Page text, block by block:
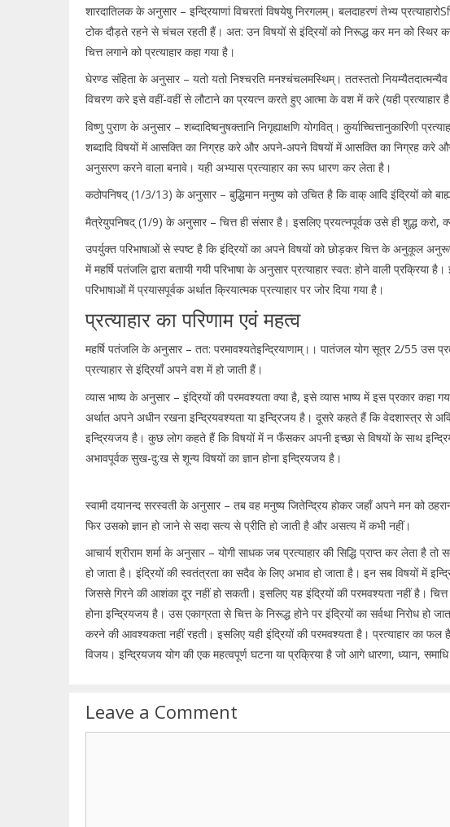
शारदातिलक के अनुसार – इन्द्रियाणां विचरतां विषयेषु निरगलम्। बलदाहरणं तेभ्य
टोक दौड़ते रहने से चंचल रहती हैं। अत: उन विषयों से इंद्रियों को निरूद्ध कर मन को स्थिर
चित्त लगाने को प्रत्याहार कहा गया है।
घेरण्ड संहिता के अनुसार – यतो यतो निश्चरति मनश्चंचलमस्थिम्। ततस्ततो
विचरण करे इसे वहीं-वहीं से लौटाने का प्रयत्न करते हुए आत्मा के वश में करे (यही प्रत्याहार
विष्णु पुराण के अनुसार – शब्दादिष्वनुषक्तानि निगृह्याक्षणि योगवित्। कुर्याच्चित्तानुकारिणी
शब्दादि विषयों में आसक्ति का निग्रह करे और अपने-अपने विषयों में आसक्ति का निग्रह करे
अनुसरण करने वाला बनावे। यही अभ्यास प्रत्याहार का रूप धारण कर लेता है।
कठोपनिषद् (1/3/13) के अनुसार – बुद्धिमान मनुष्य को उचित है कि वाक् आदि इंद्रियों को
मैत्रेयुपनिषद् (1/9) के अनुसार – चित्त ही संसार है। इसलिए प्रयत्नपूर्वक उसे ही शुद्ध करो,
उपर्युक्त परिभाषाओं से स्पष्ट है कि इंद्रियों का अपने विषयों को छोड़कर चित्त के अनुकूल
में महर्षि पतंजलि द्वारा बतायी गयी परिभाषा के अनुसार प्रत्याहार स्वत: होने वाली
परिभाषाओं में प्रयासपूर्वक अर्थात क्रियात्मक प्रत्याहार पर जोर दिया गया है।
प्रत्याहार का परिणाम एवं महत्व
महर्षि पतंजलि के अनुसार – तत: परमावश्यतेइन्द्रियाणाम्।। पातंजल योग सूत्र 2/55 उस
प्रत्याहार से इंद्रियाँ अपने वश में हो जाती हैं।
व्यास भाष्य के अनुसार – इंद्रियों की परमवश्यता क्या है, इसे व्यास भाष्य में इस प्रकार कहा
अर्थात अपने अधीन रखना इन्द्रियवश्यता या इन्द्रिजय है। दूसरे कहते हैं कि वेदशास्त्र से
इन्द्रियजय है। कुछ लोग कहते हैं कि विषयों में न फँसकर अपनी इच्छा से विषयों के साथ
अभावपूर्वक सुख-दु:ख से शून्य विषयों का ज्ञान होना इन्द्रियजय है।
स्वामी दयानन्द सरस्वती के अनुसार – तब वह मनुष्य जितेन्द्रिय होकर जहाँ अपने मन को
फिर उसको ज्ञान हो जाने से सदा सत्य से प्रीति हो जाती है और असत्य में कभी नहीं।
आचार्य श्रीराम शर्मा के अनुसार – योगी साधक जब प्रत्याहार की सिद्धि प्राप्त कर लेता है
हो जाता है। इंद्रियों की स्वतंत्रता का सदैव के लिए अभाव हो जाता है। इन सब विषयों में
जिससे गिरने की आशंका दूर नहीं हो सकती। इसलिए यह इंद्रियों की परमवश्यता नहीं है। चित्त
होना इन्द्रियजय है। उस एकाग्रता से चित्त के निरूद्ध होने पर इंद्रियों का सर्वथा निरोध
करने की आवश्यकता नहीं रहती। इसलिए यही इंद्रियों की परमवश्यता है। प्रत्याहार का फल
विजय। इन्द्रियजय योग की एक महत्वपूर्ण घटना या प्रक्रिया है जो आगे धारणा, ध्यान,
Leave a Comment